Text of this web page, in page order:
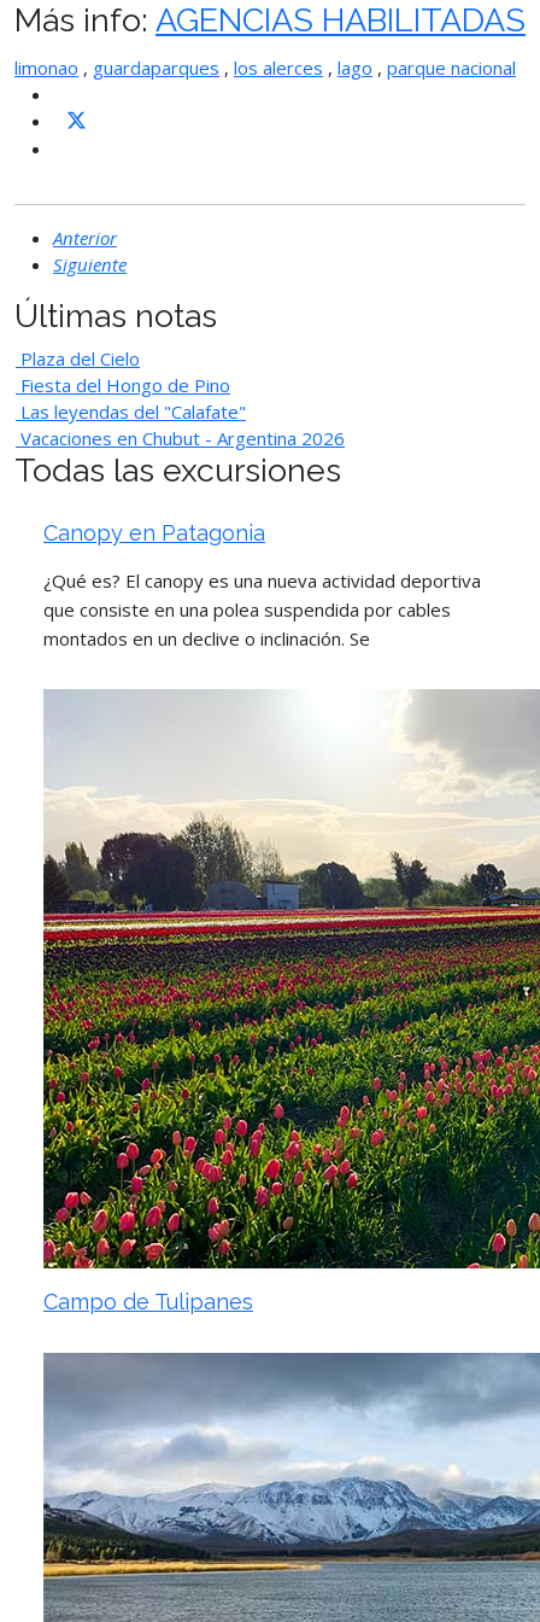
Más info: AGENCIAS HABILITADAS
limonao , guardaparques , los alerces , lago , parque nacional
Anterior
Siguiente
Últimas notas
Plaza del Cielo
Fiesta del Hongo de Pino
Las leyendas del "Calafate"
Vacaciones en Chubut - Argentina 2026
Todas las excursiones
Canopy en Patagonia
¿Qué es? El canopy es una nueva actividad deportiva
que consiste en una polea suspendida por cables
montados en un declive o inclinación. Se
Campo de Tulipanes